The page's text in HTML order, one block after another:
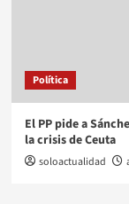
Política
El PP pide a
la crisis de Ceuta
soloactualidad